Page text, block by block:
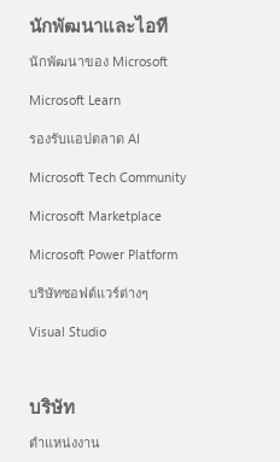
นักพัฒนาและไอที
นักพัฒนาของ Microsoft
Microsoft Learn
รองรับแอปตลาด AI
Microsoft Tech Community
Microsoft Marketplace
Microsoft Power Platform
บริษัทซอฟต์แวร์ต่างๆ
Visual Studio
บริษัท
ตำแหน่งงาน